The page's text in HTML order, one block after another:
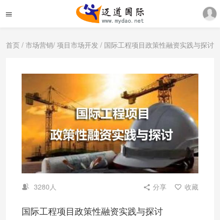
首页 / 市场营销/ 项目市场开发 / 国际工程项目政策性融资实践与探讨
3280人 分享 收藏
国际工程项目政策性融资实践与探讨